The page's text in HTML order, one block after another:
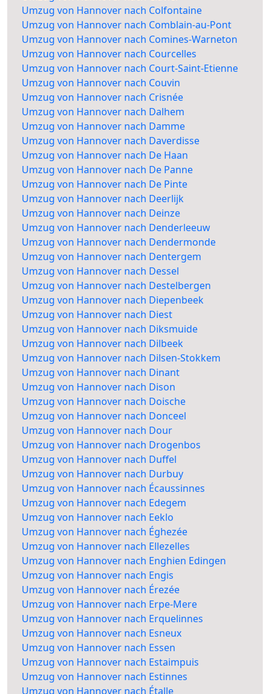
Umzug von Hannover nach Colfontaine
Umzug von Hannover nach Comblain-au-Pont
Umzug von Hannover nach Comines-Warneton
Umzug von Hannover nach Courcelles
Umzug von Hannover nach Court-Saint-Etienne
Umzug von Hannover nach Couvin
Umzug von Hannover nach Crisnée
Umzug von Hannover nach Dalhem
Umzug von Hannover nach Damme
Umzug von Hannover nach Daverdisse
Umzug von Hannover nach De Haan
Umzug von Hannover nach De Panne
Umzug von Hannover nach De Pinte
Umzug von Hannover nach Deerlijk
Umzug von Hannover nach Deinze
Umzug von Hannover nach Denderleeuw
Umzug von Hannover nach Dendermonde
Umzug von Hannover nach Dentergem
Umzug von Hannover nach Dessel
Umzug von Hannover nach Destelbergen
Umzug von Hannover nach Diepenbeek
Umzug von Hannover nach Diest
Umzug von Hannover nach Diksmuide
Umzug von Hannover nach Dilbeek
Umzug von Hannover nach Dilsen-Stokkem
Umzug von Hannover nach Dinant
Umzug von Hannover nach Dison
Umzug von Hannover nach Doische
Umzug von Hannover nach Donceel
Umzug von Hannover nach Dour
Umzug von Hannover nach Drogenbos
Umzug von Hannover nach Duffel
Umzug von Hannover nach Durbuy
Umzug von Hannover nach Écaussinnes
Umzug von Hannover nach Edegem
Umzug von Hannover nach Eeklo
Umzug von Hannover nach Éghezée
Umzug von Hannover nach Ellezelles
Umzug von Hannover nach Enghien Edingen
Umzug von Hannover nach Engis
Umzug von Hannover nach Érezée
Umzug von Hannover nach Erpe-Mere
Umzug von Hannover nach Erquelinnes
Umzug von Hannover nach Esneux
Umzug von Hannover nach Essen
Umzug von Hannover nach Estaimpuis
Umzug von Hannover nach Estinnes
Umzug von Hannover nach Étalle